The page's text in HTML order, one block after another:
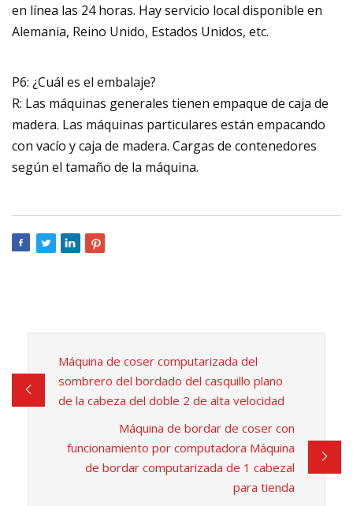
en línea las 24 horas. Hay servicio local disponible en
Alemania, Reino Unido, Estados Unidos, etc.
P6: ¿Cuál es el embalaje?
R: Las máquinas generales tienen empaque de caja de
madera. Las máquinas particulares están empacando
con vacío y caja de madera. Cargas de contenedores
según el tamaño de la máquina.
Máquina de coser computarizada del
sombrero del bordado del casquillo plano
de la cabeza del doble 2 de alta velocidad
Máquina de bordar de coser con
funcionamiento por computadora Máquina
de bordar computarizada de 1 cabezal
para tienda